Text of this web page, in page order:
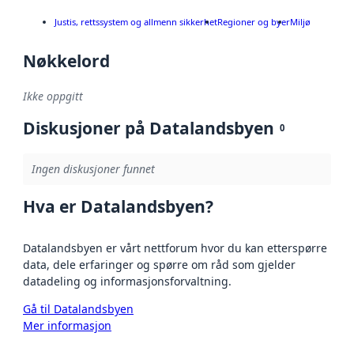
Justis, rettssystem og allmenn sikkerhetRegioner og byerMiljø
Nøkkelord
Ikke oppgitt
Diskusjoner på Datalandsbyen 0
Ingen diskusjoner funnet
Hva er Datalandsbyen?
Datalandsbyen er vårt nettforum hvor du kan etterspørre
data, dele erfaringer og spørre om råd som gjelder
datadeling og informasjonsforvaltning.
Gå til Datalandsbyen
Mer informasjon